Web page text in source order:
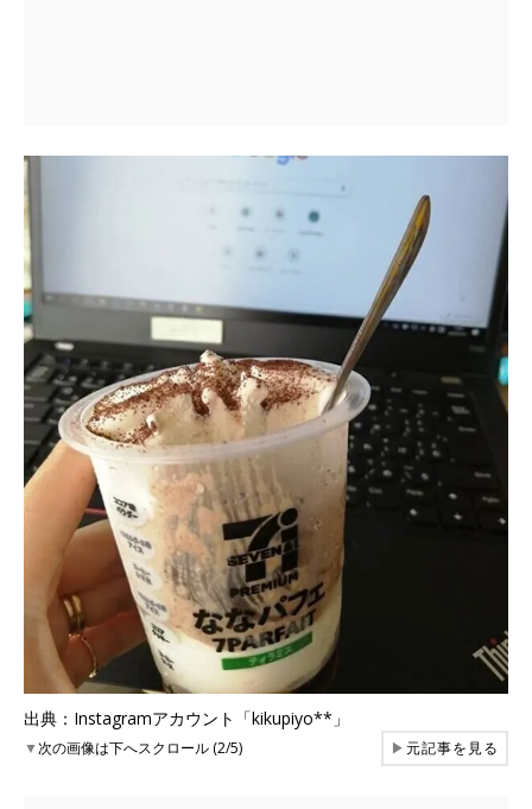
出典：Instagramアカウント「kikupiyo**」
▼次の画像は下へスクロール (2/5) ▶元記事を見る